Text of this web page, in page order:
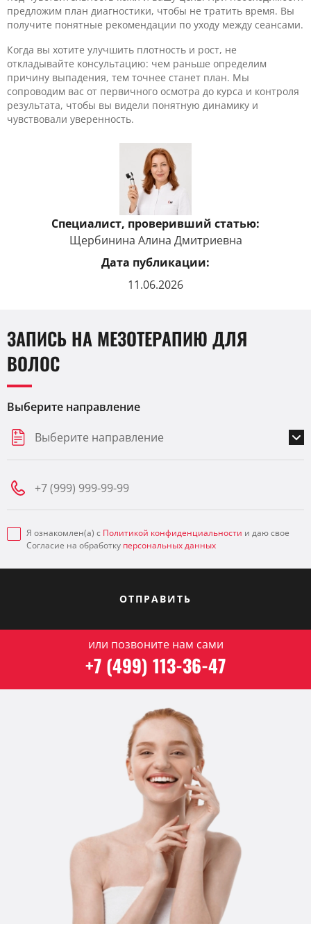
предложим план диагностики, чтобы не тратить время. Вы
получите понятные рекомендации по уходу между сеансами.
Когда вы хотите улучшить плотность и рост, не
откладывайте консультацию: чем раньше определим
причину выпадения, тем точнее станет план. Мы
сопроводим вас от первичного осмотра до курса и контроля
результата, чтобы вы видели понятную динамику и
чувствовали уверенность.
Специалист, проверивший статью:
Щербинина Алина Дмитриевна
Дата публикации:
11.06.2026
ЗАПИСЬ НА МЕЗОТЕРАПИЮ ДЛЯ
ВОЛОС
Выберите направление
Выберите направление
Я ознакомлен(а) с Политикой конфиденциальности и даю свое
Согласие на обработку персональных данных
ОТПРАВИТЬ
или позвоните нам сами
+7 (499) 113-36-47